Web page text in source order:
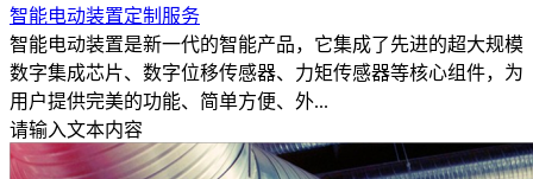
智能电动装置定制服务
智能电动装置是新一代的智能产品，它集成了先进的超大规模
数字集成芯片、数字位移传感器、力矩传感器等核心组件，为
用户提供完美的功能、简单方便、外...
请输入文本内容